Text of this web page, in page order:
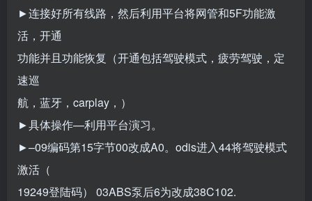
►连接好所有线路，然后利用平台将网管和5F功能激
活，开通
功能并且功能恢复（开通包括驾驶模式，疲劳驾驶，定
速巡
航，蓝牙，carplay，）
►具体操作—利用平台演习。
►–09编码第15字节00改成A0。odis进入44将驾驶模式
激活（
19249登陆码） 03ABS泵后6为改成38C102.